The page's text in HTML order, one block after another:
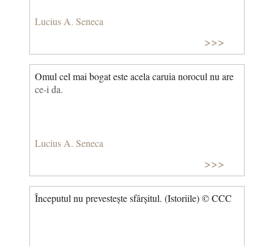
Lucius A. Seneca
>>>
Omul cel mai bogat este acela caruia norocul nu are
ce-i da.
Lucius A. Seneca
>>>
Începutul nu prevestește sfârșitul. (Istoriile) © CCC